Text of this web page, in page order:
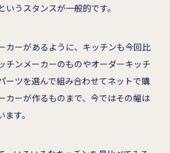
うスタンスが一般的です。
カーがあるように、キッチンも今回比
チンメーカーのものやオーダーキッチ
ーツを選んで組み合わせてネットで購
カーが作るものまで、今ではその幅は
す。